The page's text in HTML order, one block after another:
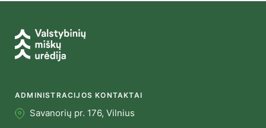
ADMINISTRACIJOS KONTAKTAI
Savanorių pr. 176, Vilnius